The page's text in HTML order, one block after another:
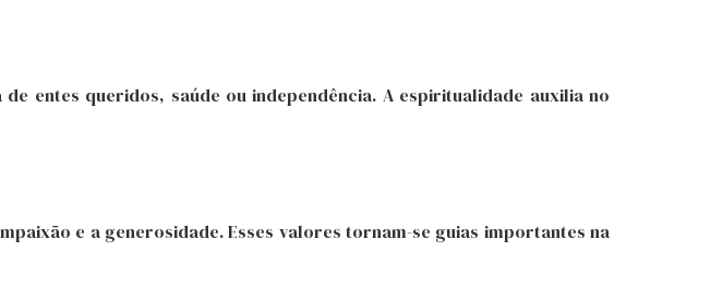
entes queridos, saúde ou independência. A espiritualidade auxilia no
e a generosidade. Esses valores tornam-se guias importantes na